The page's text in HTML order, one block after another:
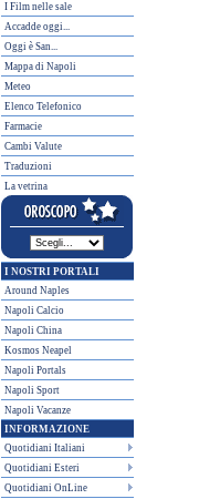
I Film nelle sale
Accadde oggi...
Oggi è San...
Mappa di Napoli
Meteo
Elenco Telefonico
Farmacie
Cambi Valute
Traduzioni
La vetrina
I NOSTRI PORTALI
Around Naples
Napoli Calcio
Napoli China
Kosmos Neapel
Napoli Portals
Napoli Sport
Napoli Vacanze
INFORMAZIONE
Quotidiani Italiani
Quotidiani Esteri
Quotidiani OnLine